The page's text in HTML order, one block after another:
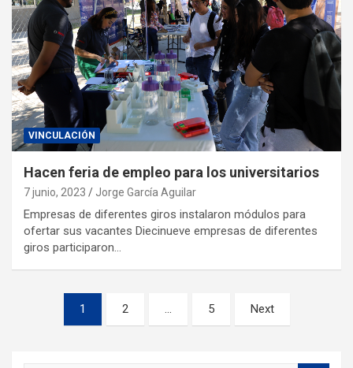
VINCULACIÓN
Hacen feria de empleo para los universitarios
7 junio, 2023 Jorge García Aguilar
Empresas de diferentes giros instalaron módulos para
ofertar sus vacantes Diecinueve empresas de diferentes
giros participaron…
1 2 … 5 Next